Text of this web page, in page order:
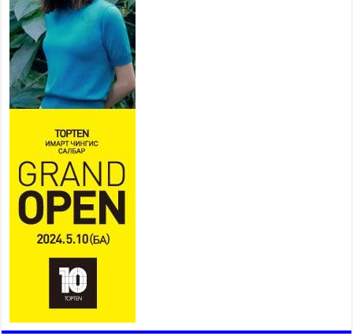
2026 оны 7 сар 15 / 11 цаг 41 минут
Нийслэлийн Эрүүл мэндийн газраас 45 баг
иргэдэд тусламж, үйлчилгээ үзүүлж байна
2026 оны 7 сар 15 / 11 цаг 30 минут
Хүчит бөхийн барилдааны тавын даваа
үргэлжилж байна
Төв цэнгэлдэх орчмын цэвэрлэгээ, үйлчилгээнд
161 ажилтан, 27 техниктэй ажиллаж байна
2026 оны 7 сар 15 / 11 цаг 22 минут
Наадмын амралтын өдрүүдэд нийслэлийн эрүүл
мэндийн байгууллагууд дараах хуваарийн дагуу
ажиллана
2026 оны 7 сар 15 / 11 цаг 18 минут
Үндэсний их баяр наадам эхэллээ
2026 оны 7 сар 15 / 11 цаг 14 минут
Үер усны аюулаас сэргийлж, нийслэлийн Онцгой
байдлын газрын 162 алба хаагч үүрэг гүйцэтгэж